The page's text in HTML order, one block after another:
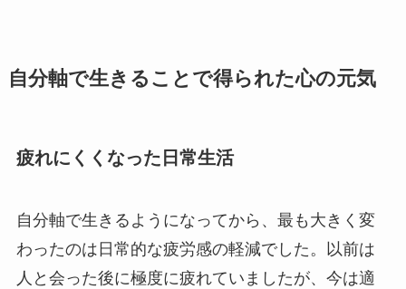
自分軸で生きることで得られた心の元気
疲れにくくなった日常生活
自分軸で生きるようになってから、最も大きく変
わったのは日常的な疲労感の軽減でした。以前は
人と会った後に極度に疲れていましたが、今は適